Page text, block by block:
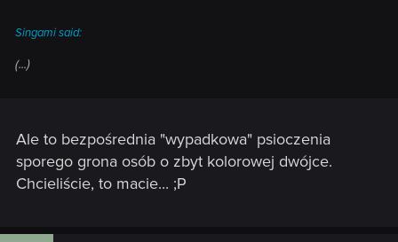
kolor, jedyne kolory użyte to biały, zielony, niebieski i
narysowane w niebieskich strojach. Pejzaż miasta, które nie
ma żadnego powodu by być niebieskie, mimo tego już przez
samego artystę ma założony ten kolor, najbardziej widoczny
Singami said:
(...)
Ale to bezpośrednia "wypadkowa" psioczenia
sporego grona osób o zbyt kolorowej dwójce.
Chcieliście, to macie... ;P